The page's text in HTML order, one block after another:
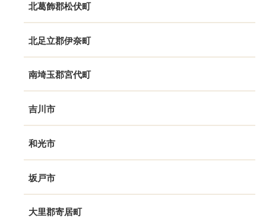
北葛飾郡松伏町
北足立郡伊奈町
南埼玉郡宮代町
吉川市
和光市
坂戸市
大里郡寄居町